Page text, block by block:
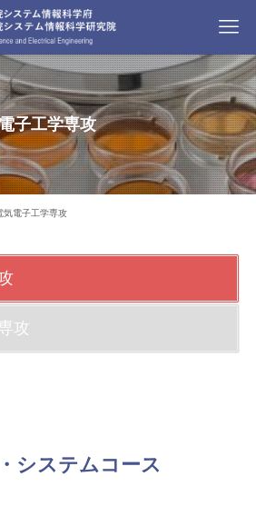
子工学専攻
気電子工学専攻
攻
システムコース